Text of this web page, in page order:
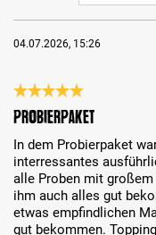
04.07.2026, 15:26
Bewertung mit 5 von 5
Probierpaket
In dem Probierpaket
interressantes
alle Proben mit
ihm auch alles gut
etwas empfindlichen
gut bekommen.